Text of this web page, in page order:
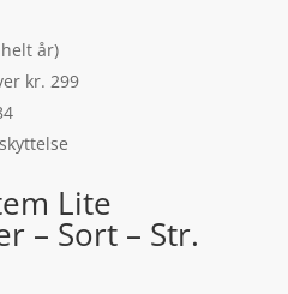
år)
kr. 299
Lite
– Sort – Str.